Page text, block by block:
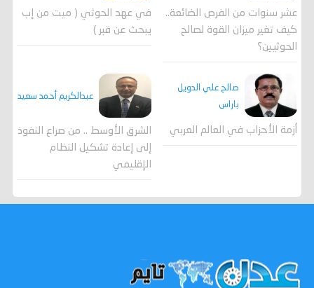
عشر سنوات من الفرص الضائعة..
كيف تغير ميزان القوة لصالح
الحوثيين؟
في عهد الحوثي ( ميت من إب
يبحث عن قبر )
صالح علي الدويل
باراس
أزمة الأحزاب في العالم العربي
عبدالكريم أحمد سعيد
الشرق الأوسط .. من صراع النفوذ
إلى إعادة تشكيل النظام
الإقليمي